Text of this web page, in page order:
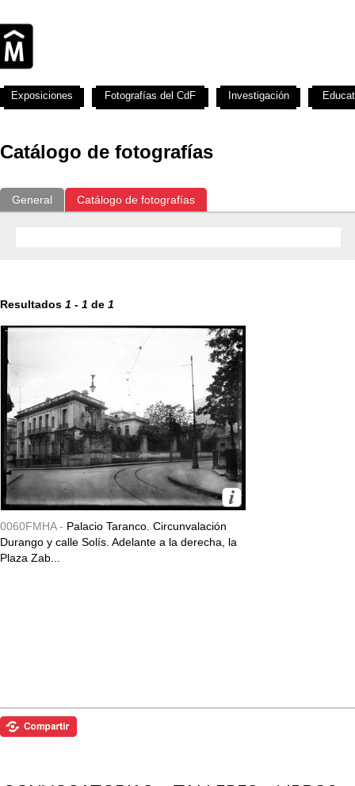
Catálogo de fotografías
General Catálogo de fotografías
Resultados 1 - 1 de 1
0060FMHA - Palacio Taranco. Circunvalación
Durango y calle Solís. Adelante a la derecha, la
Plaza Zab...
Exposiciones Fotografías del CdF Investigación